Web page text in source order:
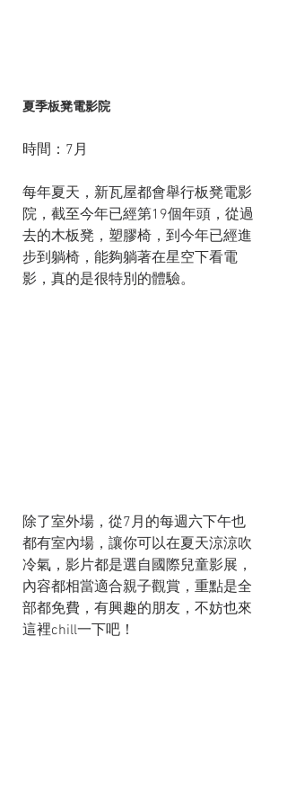
夏季板凳電影院
時間：7月
每年夏天，新瓦屋都會舉行板凳電影
院，截至今年已經第19個年頭，從過
去的木板凳，塑膠椅，到今年已經進
步到躺椅，能夠躺著在星空下看電
影，真的是很特別的體驗。
除了室外場，從7月的每週六下午也
都有室內場，讓你可以在夏天涼涼吹
冷氣，影片都是選自國際兒童影展，
內容都相當適合親子觀賞，重點是全
部都免費，有興趣的朋友，不妨也來
這裡chill一下吧！